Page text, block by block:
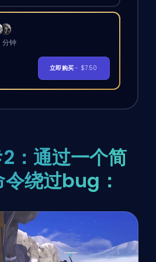
分钟
立即购买- $7.50
：通过一个简
绕过bug：